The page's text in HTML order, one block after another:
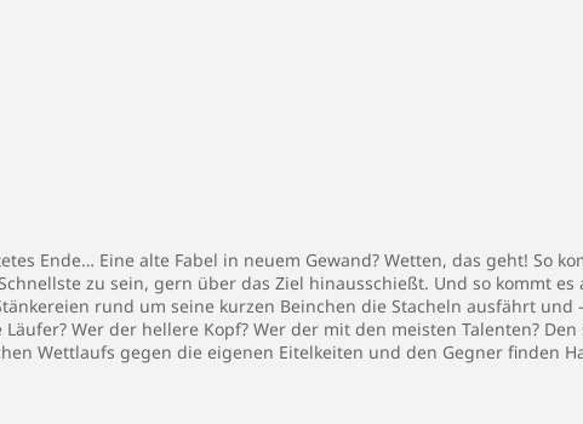
Ende… Eine alte Fabel in neuem Gewand? Wetten, das geht! So
zu sein, gern über das Ziel hinausschießt. Und so kommt es
rund um seine kurzen Beinchen die Stacheln ausfährt und
Wer der hellere Kopf? Wer der mit den meisten Talenten? Den
Wettlaufs gegen die eigenen Eitelkeiten und den Gegner finden